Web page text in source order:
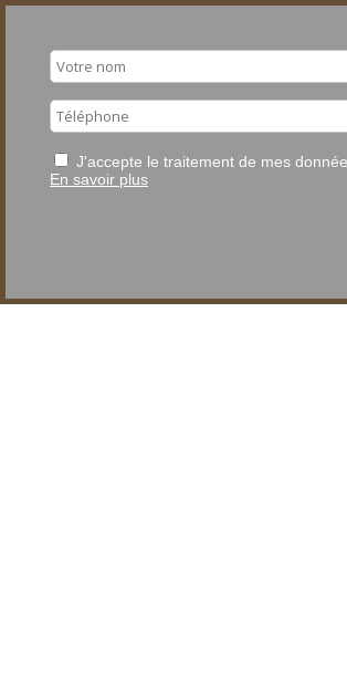
J'accepte le traitement de mes
En savoir plus